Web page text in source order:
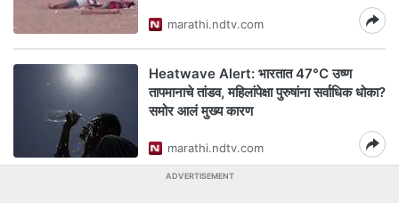
marathi.ndtv.com
Heatwave Alert: भारतात 47°C उष्ण
तापमानाचे तांडव, महिलांपेक्षा पुरुषांना सर्वाधिक धोका?
समोर आलं मुख्य कारण
marathi.ndtv.com
ADVERTISEMENT